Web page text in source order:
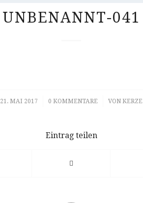
UNBENANNT-041
21. MAI 2017
/ 0 KOMMENTARE
/ VONKERZE
Eintrag teilen